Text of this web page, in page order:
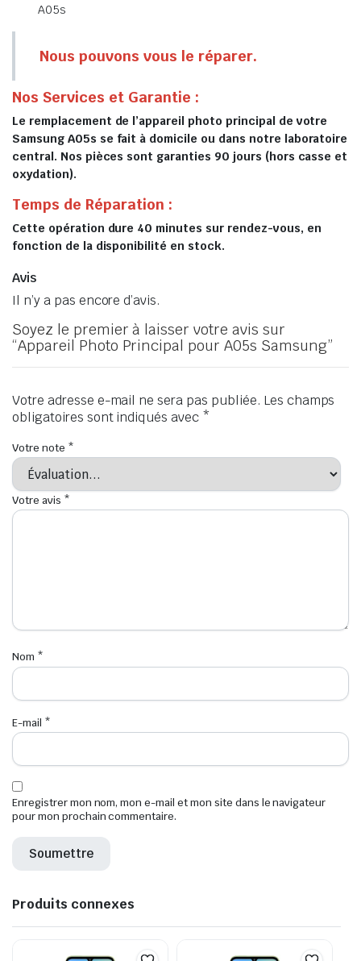
A05s
Nous pouvons vous le réparer.
Nos Services et Garantie :
Le remplacement de l’appareil photo principal de votre
Samsung A05s se fait à domicile ou dans notre laboratoire
central. Nos pièces sont garanties 90 jours (hors casse et
oxydation).
Temps de Réparation :
Cette opération dure 40 minutes sur rendez-vous, en
fonction de la disponibilité en stock.
Avis
Il n’y a pas encore d’avis.
Soyez le premier à laisser votre avis sur
“Appareil Photo Principal pour A05s Samsung”
Votre adresse e-mail ne sera pas publiée. Les champs
obligatoires sont indiqués avec *
Votre note *
Votre avis *
Nom *
E-mail *
Enregistrer mon nom, mon e-mail et mon site dans le navigateur
pour mon prochain commentaire.
Produits connexes